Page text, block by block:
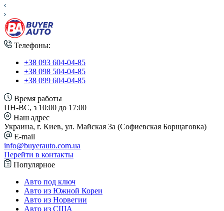
Телефоны:
+38 093 604-04-85
+38 098 504-04-85
+38 099 604-04-85
Время работы
ПН-ВС, з 10:00 до 17:00
Наш адрес
Украина, г. Киев, ул. Майская 3а (Софиевская Борщаговка)
E-mail
info@buyerauto.com.ua
Перейти в контакты
Популярное
Авто под ключ
Авто из Южной Кореи
Авто из Норвегии
Авто из США